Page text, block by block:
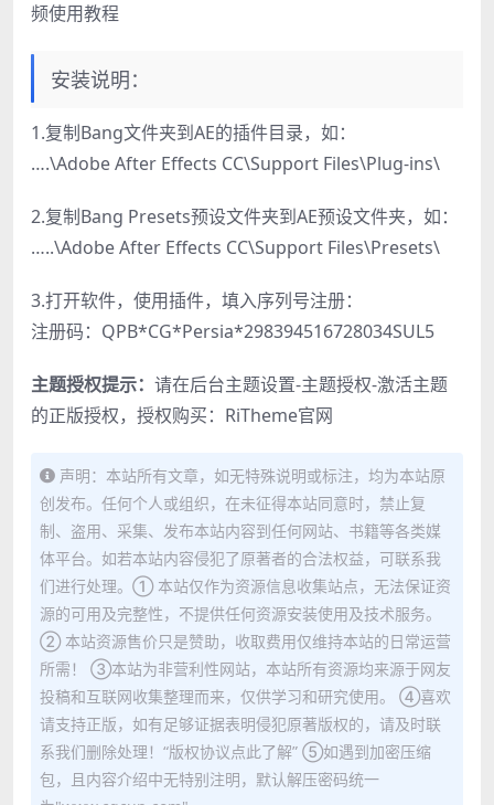
频使用教程
安装说明：
1.复制Bang文件夹到AE的插件目录，如：
….\Adobe After Effects CC\Support Files\Plug-ins\
2.复制Bang Presets预设文件夹到AE预设文件夹，如：
…..\Adobe After Effects CC\Support Files\Presets\
3.打开软件，使用插件，填入序列号注册：
注册码：QPB*CG*Persia*298394516728034SUL5
主题授权提示： 请在后台主题设置-主题授权-激活主题
的正版授权，授权购买： RiTheme官网
声明：本站所有文章，如无特殊说明或标注，均为本站原
创发布。任何个人或组织，在未征得本站同意时，禁止复
制、盗用、采集、发布本站内容到任何网站、书籍等各类媒
体平台。如若本站内容侵犯了原著者的合法权益，可联系我
们进行处理。① 本站仅作为资源信息收集站点，无法保证资
源的可用及完整性，不提供任何资源安装使用及技术服务。
② 本站资源售价只是赞助，收取费用仅维持本站的日常运营
所需！ ③本站为非营利性网站，本站所有资源均来源于网友
投稿和互联网收集整理而来，仅供学习和研究使用。 ④喜欢
请支持正版，如有足够证据表明侵犯原著版权的，请及时联
系我们删除处理！“版权协议点此了解” ⑤如遇到加密压缩
包，且内容介绍中无特别注明，默认解压密码统一